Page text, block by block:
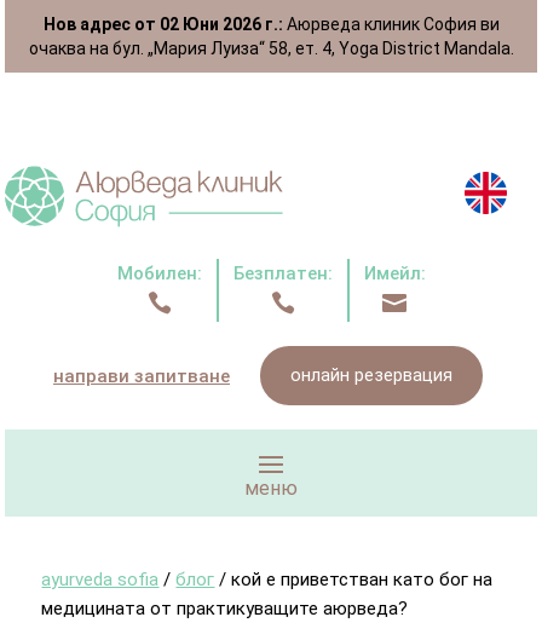
Нов адрес от 02 Юни 2026 г.: Аюрведа клиник София ви
очаква на бул. „Мария Луиза“ 58, ет. 4, Yoga District Mandala.
Мобилен:

Безплатен:

Имейл:

направи запитване онлайн резервация
ayurveda sofia /блог /кой е приветстван като бог на
медицината от практикуващите аюрведа?